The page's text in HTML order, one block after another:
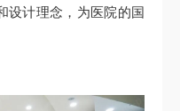
设计理念，为医院的国